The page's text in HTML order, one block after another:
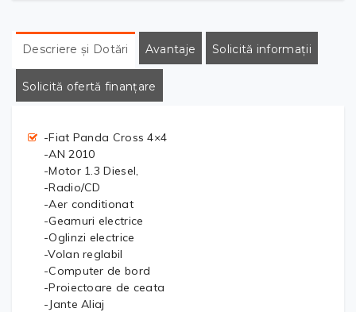
Descriere și Dotări Avantaje Solicită informații
Solicită ofertă finanțare
-Fiat Panda Cross 4×4
-AN 2010
-Motor 1.3 Diesel,
-Radio/CD
-Aer conditionat
-Geamuri electrice
-Oglinzi electrice
-Volan reglabil
-Computer de bord
-Proiectoare de ceata
-Jante Aliaj